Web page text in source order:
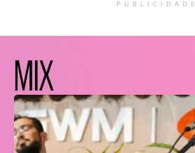
PUBLICIDADE
MIX